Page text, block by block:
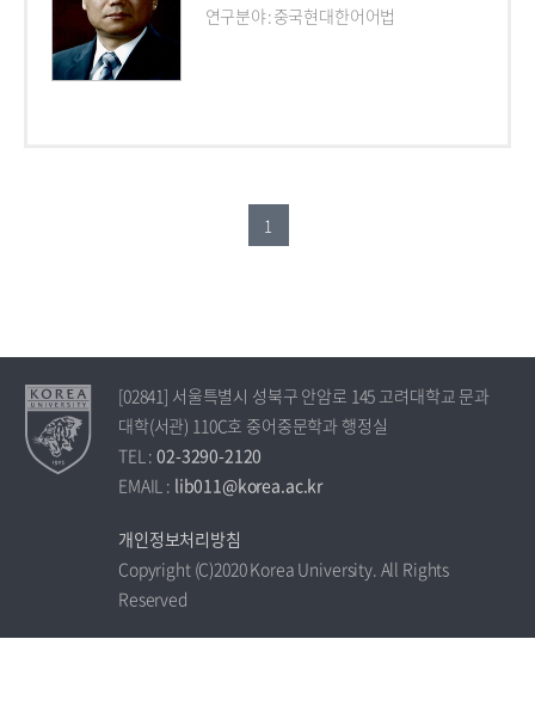
연구분야 : 중국현대한어어법
1
[02841] 서울특별시 성북구 안암로 145 고려대학교 문과
대학(서관) 110C호 중어중문학과 행정실
TEL :02-3290-2120
EMAIL : lib011@korea.ac.kr
개인정보처리방침
Copyright (C)2020 Korea University. All Rights
Reserved